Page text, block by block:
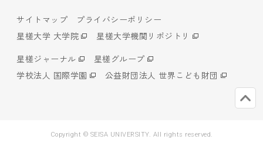
サイトマップ
プライバシーポリシー
星槎大学 大学院
星槎大学機関リポジトリ
星槎ジャーナル
星槎グループ
学校法人 国際学園
公益財団法人 世界こども財団
Copyright © SEISA UNIVERSITY. All rights reserved.